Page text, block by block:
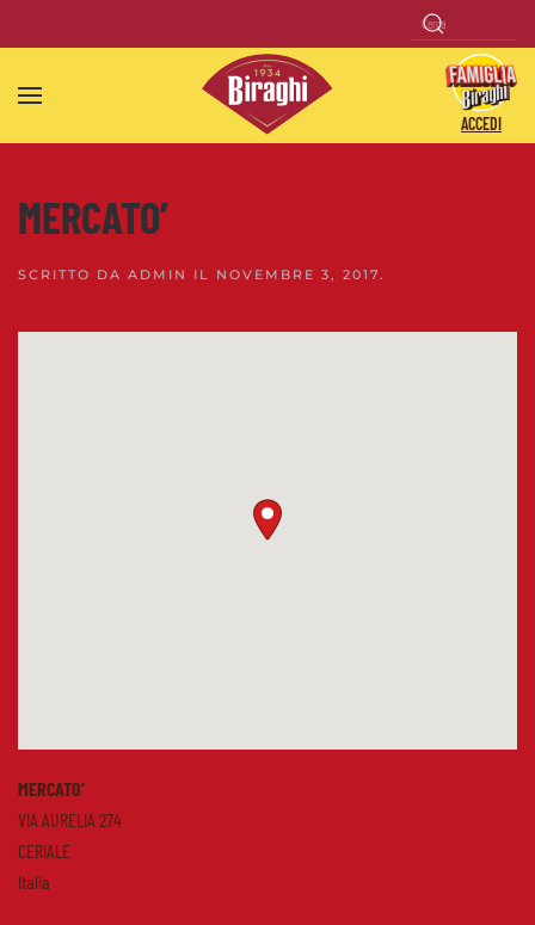
Skip to main content
ACCEDI
MERCATO’
SCRITTO DA ADMIN IL NOVEMBRE 3, 2017.
MERCATO’
VIA AURELIA 274
CERIALE
Italia